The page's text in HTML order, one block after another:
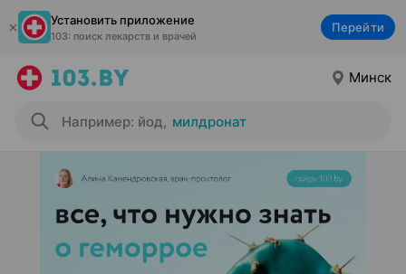
Установить приложение
103: поиск лекарств и врачей
Перейти
Минск
Например: йод, милдронат